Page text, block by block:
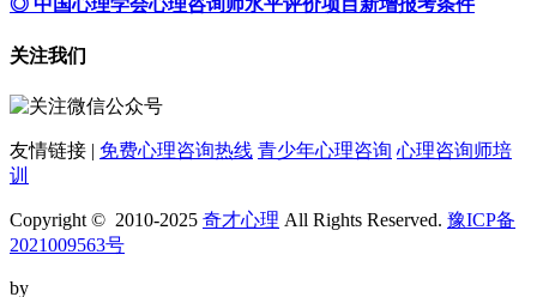
◎ 中国心理学会心理咨询师水平评价项目新增报考条件
关注我们
友情链接 | 免费心理咨询热线 青少年心理咨询 心理咨询师培
训
Copyright © 2010-2025 奇才心理 All Rights Reserved. 豫ICP备
2021009563号
by